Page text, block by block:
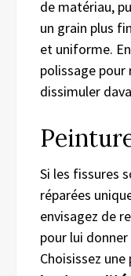
de matériau,
un grain plus
et uniforme.
polissage pour
dissimuler
Si les fissures
réparées
envisagez de
pour lui
Choisissez